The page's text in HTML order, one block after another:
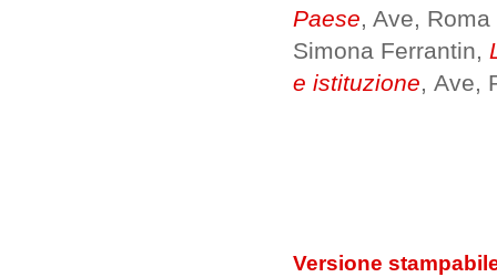
Paese, Ave,
Simona Ferrantin,
e istituzione, Ave,
Versione